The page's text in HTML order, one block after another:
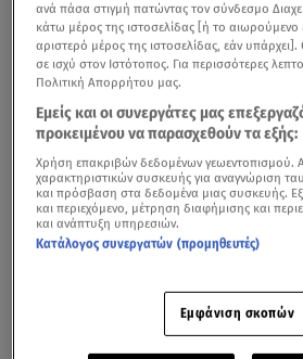
ανά πάσα στιγμή πατώντας τον σύνδεσμο
κάτω μέρος της ιστοσελίδας [ή το αιωρούμενο
αριστερό μέρος της ιστοσελίδας, εάν
σε ισχύ στον Ιστότοπος. Για περισσότερες
Πολιτική Απορρήτου μας.
Εμείς και οι συνεργάτες μας
προκειμένου να παρασχεθούν τα εξής:
Χρήση επακριβών δεδομένων γεωεντοπισμού.
χαρακτηριστικών συσκευής για αναγνώριση
και πρόσβαση στα δεδομένα μιας συσκευής.
και περιεχόμενο, μέτρηση διαφήμισης και
και ανάπτυξη υπηρεσιών.
Κατάλογος συνεργατών (προμηθευτές)
Εμφάνιση σκοπών